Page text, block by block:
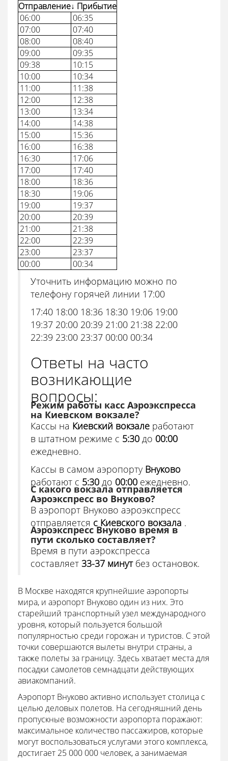
Отправление↓ Прибытие
06:00
06:35
07:00
07:40
08:00
08:40
09:00
09:35
09:38
10:15
10:00
10:34
11:00
11:38
12:00
12:38
13:00
13:34
14:00
14:38
15:00
15:36
16:00
16:38
16:30
17:06
17:00
17:40
18:00
18:36
18:30
19:06
19:00
19:37
20:00
20:39
21:00
21:38
22:00
22:39
23:00
23:37
00:00
00:34
Уточнить информацию можно по
телефону горячей линии 17:00
17:40 18:00 18:36 18:30 19:06 19:00
19:37 20:00 20:39 21:00 21:38 22:00
22:39 23:00 23:37 00:00 00:34
Ответы на часто
возникающие
вопросы:
Режим работы касс Аэроэкспресса
на Киевском вокзале?
Кассы на Киевский вокзале работают
в штатном режиме с 5:30 до 00:00
ежедневно.
Кассы в самом аэропорту Внуково
работают с 5:30 до 00:00 ежедневно.
С какого вокзала отправляется
Аэроэкспресс во Внуково?
В аэропорт Внуково аэроэкспресс
отправляется с Киевского вокзала .
Аэроэкспресс Внуково время в
пути сколько составляет?
Время в пути аэрокспресса
составляет 33-37 минут без остановок.
В Москве находятся крупнейшие аэропорты
мира, и аэропорт Внуково один из них. Это
старейший транспортный узел международного
уровня, который пользуется большой
популярностью среди горожан и туристов. С этой
точки совершаются вылеты внутри страны, а
также полеты за границу. Здесь хватает места для
посадки самолетов семнадцати действующих
авиакомпаний.
Аэропорт Внуково активно использует столица с
целью деловых полетов. На сегодняшний день
пропускные возможности аэропорта поражают:
максимальное количество пассажиров, которые
могут воспользоваться услугами этого комплекса,
достигает 25 000 000 человек, а занимаемая